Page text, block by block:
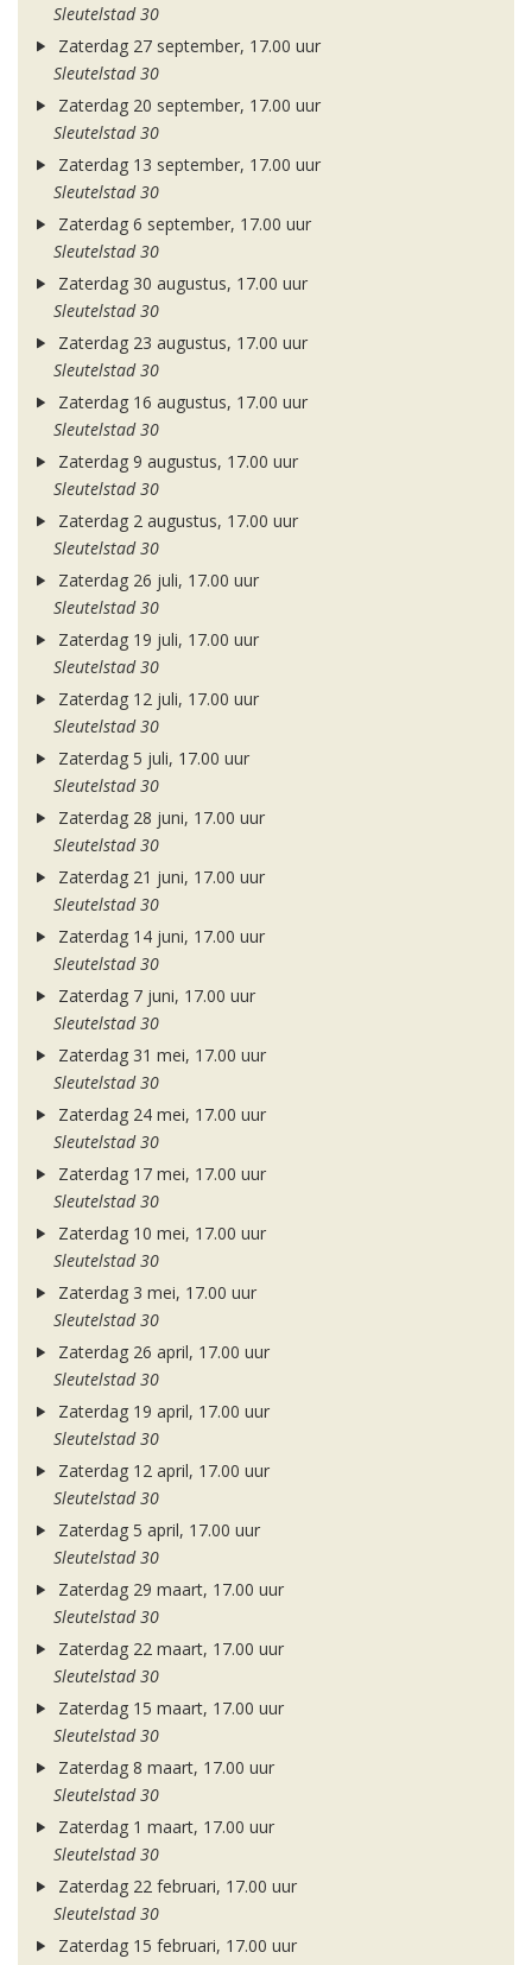
Sleutelstad 30
Zaterdag 27 september, 17.00 uur
Sleutelstad 30
Zaterdag 20 september, 17.00 uur
Sleutelstad 30
Zaterdag 13 september, 17.00 uur
Sleutelstad 30
Zaterdag 6 september, 17.00 uur
Sleutelstad 30
Zaterdag 30 augustus, 17.00 uur
Sleutelstad 30
Zaterdag 23 augustus, 17.00 uur
Sleutelstad 30
Zaterdag 16 augustus, 17.00 uur
Sleutelstad 30
Zaterdag 9 augustus, 17.00 uur
Sleutelstad 30
Zaterdag 2 augustus, 17.00 uur
Sleutelstad 30
Zaterdag 26 juli, 17.00 uur
Sleutelstad 30
Zaterdag 19 juli, 17.00 uur
Sleutelstad 30
Zaterdag 12 juli, 17.00 uur
Sleutelstad 30
Zaterdag 5 juli, 17.00 uur
Sleutelstad 30
Zaterdag 28 juni, 17.00 uur
Sleutelstad 30
Zaterdag 21 juni, 17.00 uur
Sleutelstad 30
Zaterdag 14 juni, 17.00 uur
Sleutelstad 30
Zaterdag 7 juni, 17.00 uur
Sleutelstad 30
Zaterdag 31 mei, 17.00 uur
Sleutelstad 30
Zaterdag 24 mei, 17.00 uur
Sleutelstad 30
Zaterdag 17 mei, 17.00 uur
Sleutelstad 30
Zaterdag 10 mei, 17.00 uur
Sleutelstad 30
Zaterdag 3 mei, 17.00 uur
Sleutelstad 30
Zaterdag 26 april, 17.00 uur
Sleutelstad 30
Zaterdag 19 april, 17.00 uur
Sleutelstad 30
Zaterdag 12 april, 17.00 uur
Sleutelstad 30
Zaterdag 5 april, 17.00 uur
Sleutelstad 30
Zaterdag 29 maart, 17.00 uur
Sleutelstad 30
Zaterdag 22 maart, 17.00 uur
Sleutelstad 30
Zaterdag 15 maart, 17.00 uur
Sleutelstad 30
Zaterdag 8 maart, 17.00 uur
Sleutelstad 30
Zaterdag 1 maart, 17.00 uur
Sleutelstad 30
Zaterdag 22 februari, 17.00 uur
Sleutelstad 30
Zaterdag 15 februari, 17.00 uur